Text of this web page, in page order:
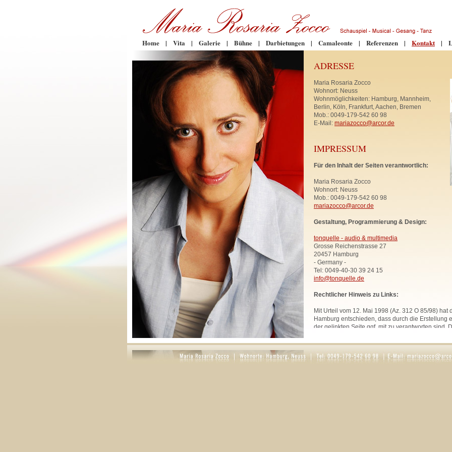
Home | Vita | Galerie | Bühne | Darbietungen | Camaleonte | Referenzen | Kontakt |
ADRESSE
Maria Rosaria Zocco
Wohnort: Neuss
Wohnmöglichkeiten: Hamburg, Mannheim,
Berlin, Köln, Frankfurt, Aachen, Bremen
Mob.: 0049-179-542 60 98
E-Mail: mariazocco@arcor.de
IMPRESSUM
Für den Inhalt der Seiten verantwortlich:
Maria Rosaria Zocco
Wohnort: Neuss
Mob.: 0049-179-542 60 98
mariazocco@arcor.de
Gestaltung, Programmierung & Design:
tonquelle - audio & multimedia
Grosse Reichenstrasse 27
20457 Hamburg
- Germany -
Tel: 0049-40-30 39 24 15
info@tonquelle.de
Rechtlicher Hinweis zu Links:
Mit Urteil vom 12. Mai 1998 (Az. 312 O 85/98) hat
Hamburg entschieden, dass durch die Erstellung
der gelinkten Seite ggf. mit zu verantworten sind.
Website. Diese Erklärung gilt für sämtliche Links
zur Zeit bestehen oder in Zukunft bestehen
Alle Bilder, Texte und Grafiken, sofern nicht